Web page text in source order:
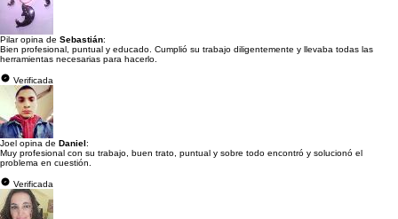
Pilar opina de Sebastián:
Bien profesional, puntual y educado. Cumplió su trabajo diligentemente y llevaba todas las
herramientas necesarias para hacerlo.
Verificada
Joel opina de Daniel:
Muy profesional con su trabajo, buen trato, puntual y sobre todo encontró y solucionó el
problema en cuestión.
Verificada